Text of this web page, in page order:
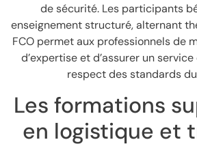
de sécurité. Les participants
enseignement structuré, alternant
FCO permet aux professionnels de
d’expertise et d’assurer un
respect des standards
Les formations
en logistique et